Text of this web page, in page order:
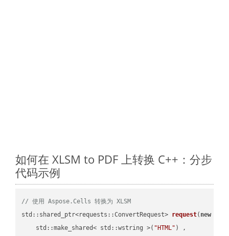
如何在 XLSM to PDF 上转换 C++：分步
代码示例
// 使用 Aspose.Cells 转换为 XLSM
std::shared_ptr<requests::ConvertRequest> request( new
    std::make_shared< std::wstring >(
"HTML" ) ,